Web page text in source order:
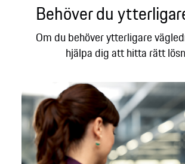
Behöver du
Om du behöver ytterligare
hjälpa dig att hitta rätt